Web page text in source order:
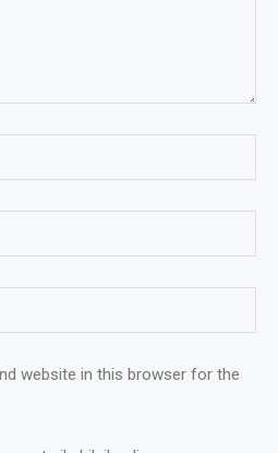
website in this browser for the